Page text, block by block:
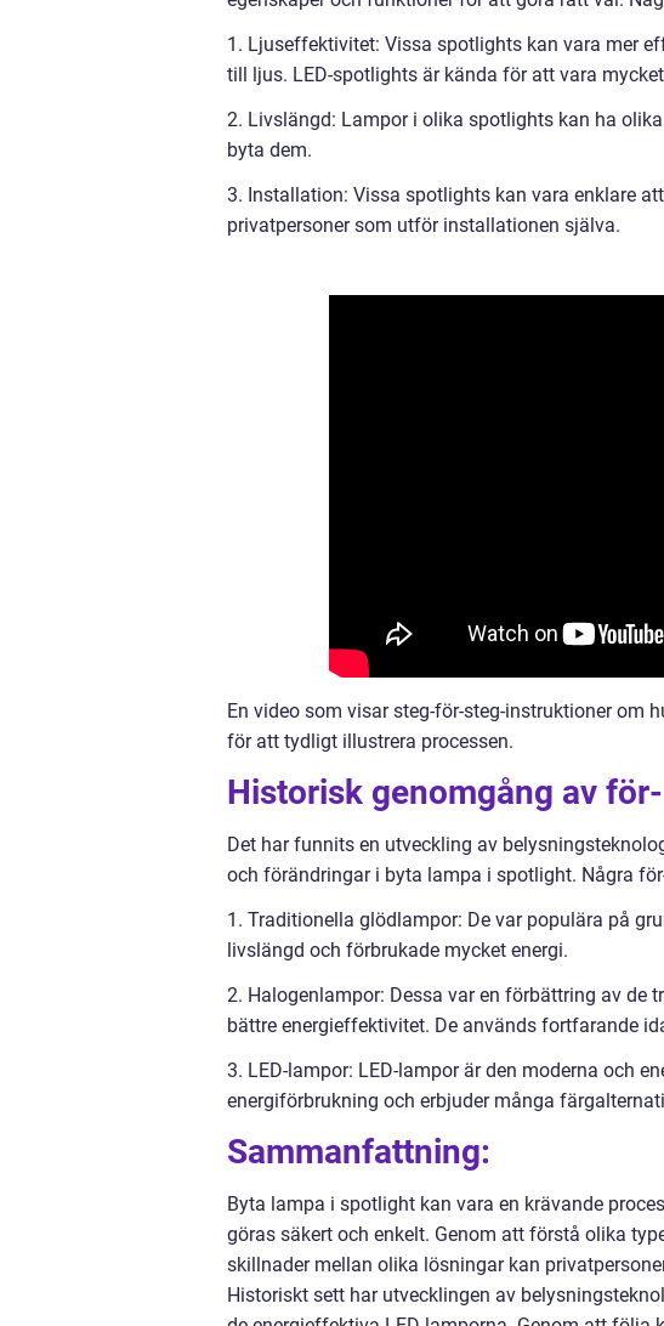
1. Ljuseffektivitet: Vissa spotlights kan vara mer
till ljus. LED-spotlights är kända för att vara
2. Livslängd: Lampor i olika spotlights kan ha
byta dem.
3. Installation: Vissa spotlights kan vara enklare
privatpersoner som utför installationen själva.
En video som visar steg-för-steg-instruktioner om
för att tydligt illustrera processen.
Historisk genomgång av
Det har funnits en utveckling av
och förändringar i byta lampa i spotlight. Några
1. Traditionella glödlampor: De var populära på
livslängd och förbrukade mycket energi.
2. Halogenlampor: Dessa var en förbättring av
bättre energieffektivitet. De används fortfarande
3. LED-lampor: LED-lampor är den moderna och
energiförbrukning och erbjuder många
Sammanfattning:
Byta lampa i spotlight kan vara en krävande
göras säkert och enkelt. Genom att förstå olika
skillnader mellan olika lösningar kan
Historiskt sett har utvecklingen av